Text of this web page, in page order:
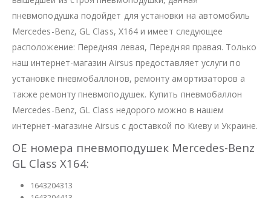
пневмоподушка подойдет для установки на автомобиль
Mercedes-Benz, GL Class, X164 и имеет следующее
расположение: Передняя левая, Передняя правая. Только
наш интернет-магазин Airsus предоставляет услуги по
установке пневмобаллонов, ремонту амортизаторов а
также ремонту пневмоподушек. Купить пневмобаллон
Mercedes-Benz, GL Class недорого можно в нашем
интернет-магазине Airsus с доставкой по Киеву и Украине.
OE номера пневмоподушек Mercedes-Benz
GL Class X164:
1643204313